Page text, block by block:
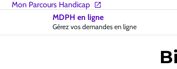
Accueil
-
Mon Parcours Handicap
MDPH en ligne
Gérez vos demandes en ligne